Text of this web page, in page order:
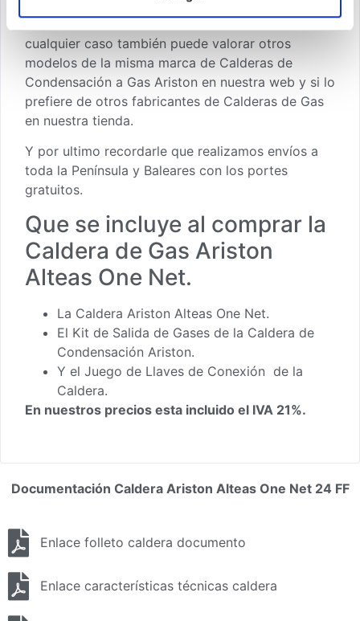
En segundo lugar comentarle puede valorar esta
Caldera Gas Ariston Alteas One Net 24 FFo en
cualquier caso también puede valorar otros
modelos de la misma marca de Calderas de
Condensación a Gas Ariston en nuestra web y si lo
prefiere de otros fabricantes de Calderas de Gas
en nuestra tienda.
Y por ultimo recordarle que realizamos envíos a
toda la Península y Baleares con los portes
gratuitos.
Que se incluye al comprar la
Caldera de Gas Ariston
Alteas One Net.
La Caldera Ariston Alteas One Net.
El Kit de Salida de Gases de la Caldera de
Condensación Ariston.
Y el Juego de Llaves de Conexión de la
Caldera.
En nuestros precios esta incluido el IVA 21%.
Documentación Caldera Ariston Alteas One Net 24 FF
Enlace folleto caldera documento
Enlace características técnicas caldera